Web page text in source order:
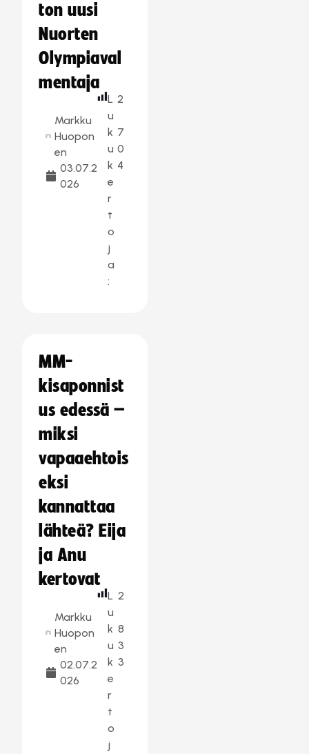
ton uusi
Nuorten
Olympiaval
mentaja
Markku
Huopon
en
03.07.2
026
L
u
k
u
k
e
r
t
o
j
a
:
2
7
0
4
MM-
kisaponnist
us edessä –
miksi
vapaaehtois
eksi
kannattaa
lähteä? Eija
ja Anu
kertovat
Markku
Huopon
en
02.07.2
026
L
u
k
u
k
e
r
t
o
j
2
8
3
3